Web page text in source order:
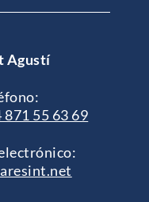
Agustí
871 55 63 69